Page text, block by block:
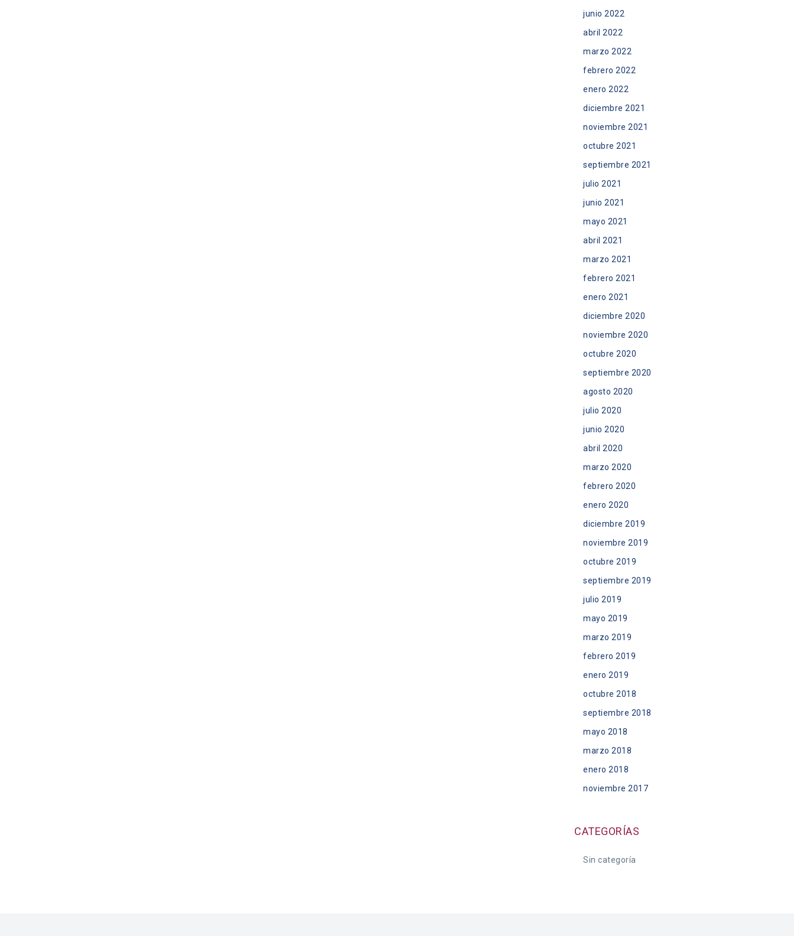
junio 2022
abril 2022
marzo 2022
febrero 2022
enero 2022
diciembre 2021
noviembre 2021
octubre 2021
septiembre 2021
julio 2021
junio 2021
mayo 2021
abril 2021
marzo 2021
febrero 2021
enero 2021
diciembre 2020
noviembre 2020
octubre 2020
septiembre 2020
agosto 2020
julio 2020
junio 2020
abril 2020
marzo 2020
febrero 2020
enero 2020
diciembre 2019
noviembre 2019
octubre 2019
septiembre 2019
julio 2019
mayo 2019
marzo 2019
febrero 2019
enero 2019
octubre 2018
septiembre 2018
mayo 2018
marzo 2018
enero 2018
noviembre 2017
CATEGORÍAS
Sin categoría